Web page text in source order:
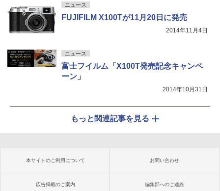
ニュース
FUJIFILM X100Tが11月20日に発売
2014年11月4日
ニュース
富士フイルム「X100T発売記念キャンペ
ーン」
2014年10月31日
もっと関連記事を見る
本サイトのご利用について お問い合わせ
広告掲載のご案内 編集部へのご連絡